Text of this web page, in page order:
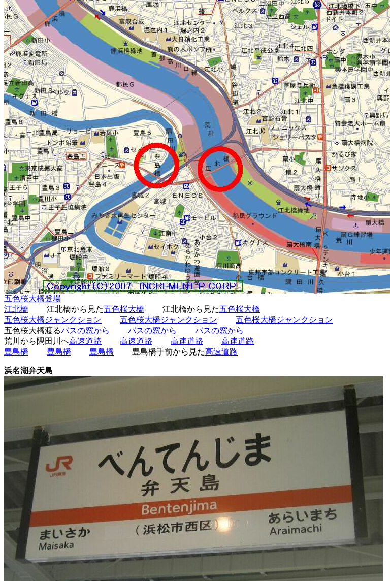
五色桜大橋登場
江北橋 江北橋から見た五色桜大橋 江北橋から見た五色桜大橋
五色桜大橋ジャンクション
五色桜大橋ジャンクション
五色桜大橋ジャンクション
五色桜大橋渡るバスの窓から バスの窓から
バスの窓から
荒川から隅田川へ高速道路 高速道路 高速道路
高速道路
豊島橋
豊島橋 豊島橋 豊島橋手前から見た高速道路
浜名湖弁天島